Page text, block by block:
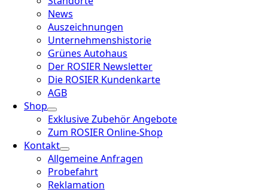
News
Auszeichnungen
Unternehmenshistorie
Grünes Autohaus
Der ROSIER Newsletter
Die ROSIER Kundenkarte
AGB
Shop
Exklusive Zubehör Angebote
Zum ROSIER Online-Shop
Kontakt
Allgemeine Anfragen
Probefahrt
Reklamation